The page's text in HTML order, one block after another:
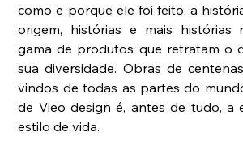
como e porque ele foi feito, a
origem, histórias e mais histórias
gama de produtos que retratam o
sua diversidade. Obras de
vindos de todas as partes do
de Vieo design é, antes de tudo, a
estilo de vida.